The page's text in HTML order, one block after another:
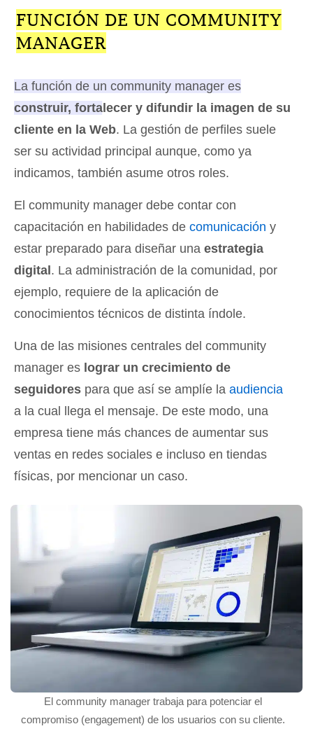
FUNCIÓN DE UN COMMUNITY
MANAGER
La función de un community manager es
construir, fortalecer y difundir la imagen de su
cliente en la Web. La gestión de perfiles suele
ser su actividad principal aunque, como ya
indicamos, también asume otros roles.
El community manager debe contar con
capacitación en habilidades de comunicación y
estar preparado para diseñar una estrategia
digital . La administración de la comunidad, por
ejemplo, requiere de la aplicación de
conocimientos técnicos de distinta índole.
Una de las misiones centrales del community
manager es lograr un crecimiento de
seguidores para que así se amplíe la audiencia
a la cual llega el mensaje. De este modo, una
empresa tiene más chances de aumentar sus
ventas en redes sociales e incluso en tiendas
físicas, por mencionar un caso.
El community manager trabaja para potenciar el
compromiso (engagement) de los usuarios con su cliente.